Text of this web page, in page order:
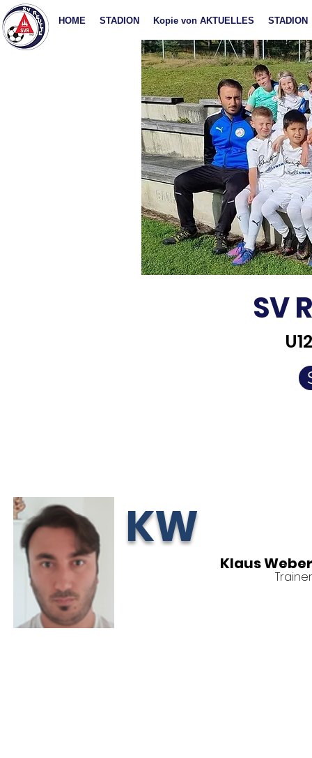
HOME STADION Kopie von AKTUELLES STADION
SV
KW
Klaus Weber
Trainer